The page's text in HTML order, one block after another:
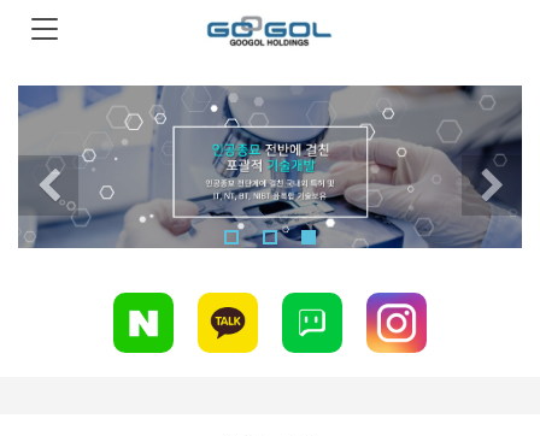
Previous